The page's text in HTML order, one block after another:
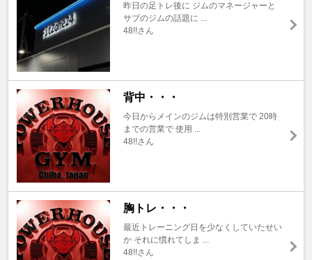
昨日の足トレ後に ジムのマネージャーと
サブのジムの話題に ...
48!!さん
背中・・・
今日からメインのジムは特別営業で 20時
までの営業で 使用 ...
48!!さん
胸トレ・・・
最近トレーニング日を少なくしていたせい
か それに慣れてしま ...
48!!さん